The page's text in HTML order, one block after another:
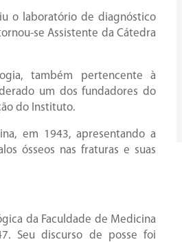
o laboratório de diagnóstico
se Assistente da Cátedra
também pertencente à
um dos fundadores do
do Instituto.
em 1943, apresentando a
ósseos nas fraturas e suas
da Faculdade de Medicina
Seu discurso de posse foi